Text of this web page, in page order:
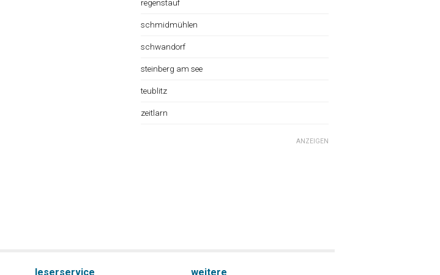
regenstauf
schmidmühlen
schwandorf
steinberg am see
teublitz
zeitlarn
ANZEIGEN
leserservice weitere